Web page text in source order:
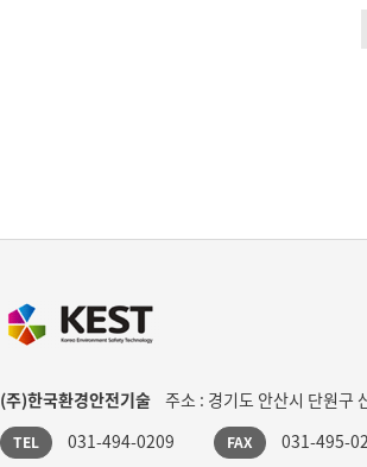
(주)한국환경안전기술 주소 : 경기도 안산시 단원
TEL 031-494-0209 FAX 031-495-